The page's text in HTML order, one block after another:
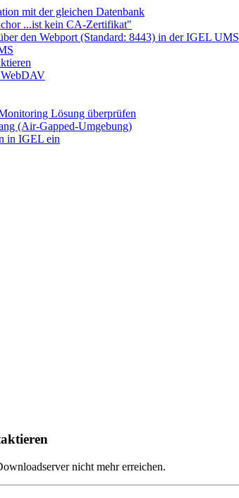
mit der gleichen Datenbank
...ist kein CA-Zertifikat"
den Webport (Standard: 8443) in der IGEL UMS
Lösung überprüfen
(Air-Gapped-Umgebung)
in IGEL ein
nicht mehr erreichen.